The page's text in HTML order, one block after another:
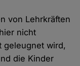
von Lehrkräften
nicht
geleugnet wird,
die Kinder